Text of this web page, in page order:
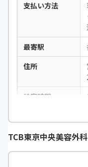
支払い方法
最寄駅
住所
診察時間
連絡先
TCB東京中央美容外科